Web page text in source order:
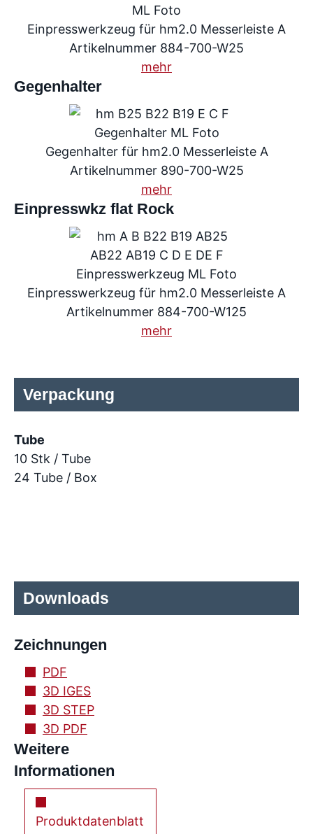
Einpresswerkzeug für hm2.0 Messerleiste A
Artikelnummer 884-700-W25
mehr
Gegenhalter
Gegenhalter für hm2.0 Messerleiste A
Artikelnummer 890-700-W25
mehr
Einpresswkz flat Rock
Einpresswerkzeug für hm2.0 Messerleiste A
Artikelnummer 884-700-W125
mehr
Verpackung
Tube
10 Stk / Tube
24 Tube / Box
Downloads
Zeichnungen
PDF
3D IGES
3D STEP
3D PDF
Weitere
Informationen
Produktdatenblatt